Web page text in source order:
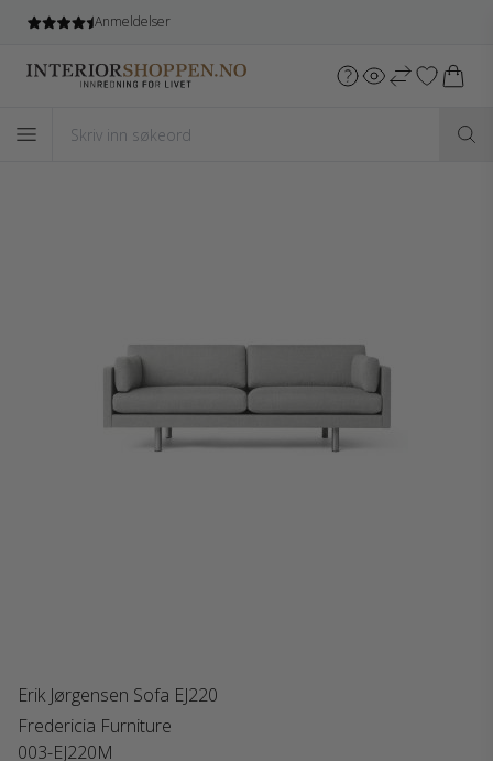
Anmeldelser
Erik Jørgensen Sofa EJ220
Fredericia Furniture
003-EJ220M